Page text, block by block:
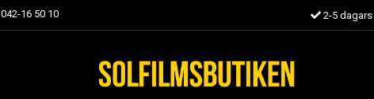
042-16 50 10 2-5